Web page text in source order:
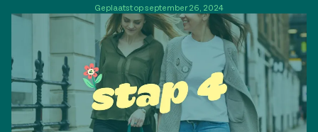
Geplaatst op september 26, 2024